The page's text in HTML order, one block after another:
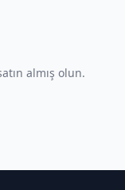
almış olun.